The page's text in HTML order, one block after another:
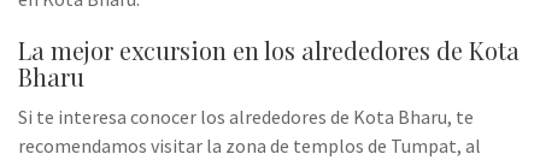
La mejor excursion en los alrededores de Kota
Bharu
Si te interesa conocer los alrededores de Kota Bharu, te
recomendamos visitar la zona de templos de Tumpat, al